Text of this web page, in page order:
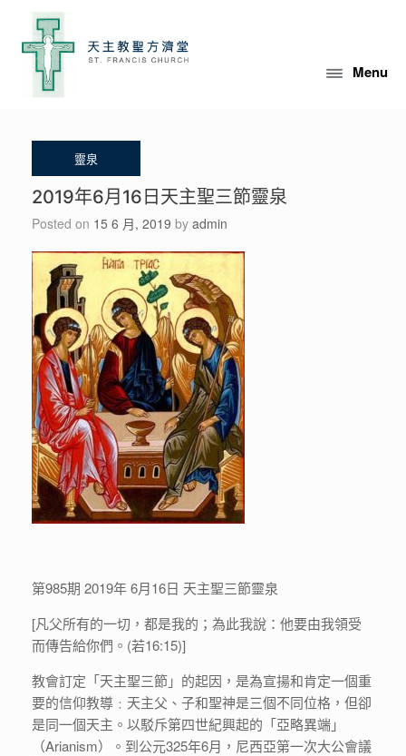
content
Menu
2019年6月16日天主聖三節靈泉
Posted on 15 6 月, 2019 by admin
第985期 2019年 6月16日 天主聖三節靈泉
[凡父所有的一切，都是我的；為此我說：他要由我領受
而傳告給你們。(若16:15)]
教會訂定「天主聖三節」的起因，是為宣揚和肯定一個重
要的信仰教導﹕天主父、子和聖神是三個不同位格，但卻
是同一個天主。以駁斥第四世紀興起的「亞略異端」
（Arianism）。到公元325年6月，尼西亞第一次大公會議